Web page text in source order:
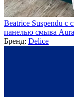
Beatrice Suspendu c
панелью смыва
Бренд: Delice